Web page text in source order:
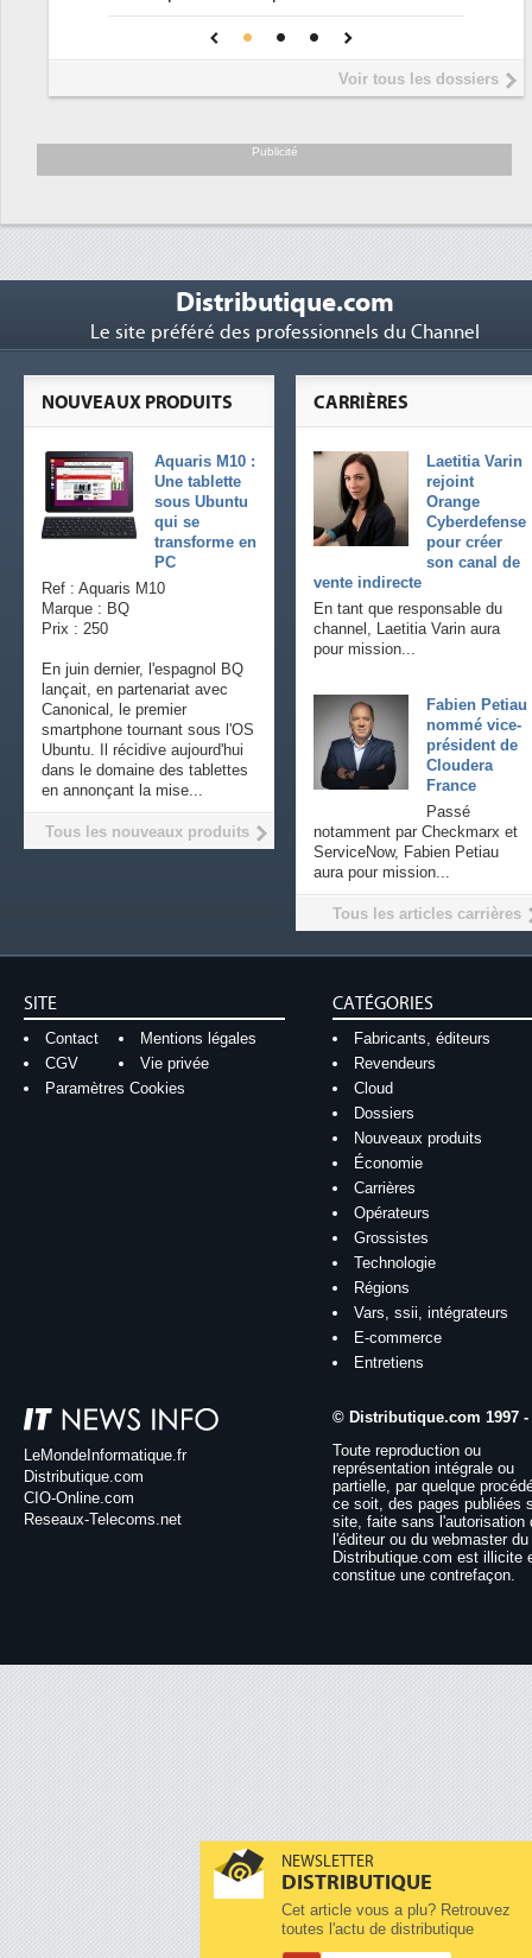
NEWSLETTER
DISTRIBUTIQUE
Cet article vous a plu? Retrouvez
toutes l'actu de distributique
IA de confiance pour une IA
Phocea DC dans les
DEE
Interview de Fabrice
président de Digital
soutient les...
Voir tous les dossiers
Publicité
Distributique.com
Le site préféré des professionnels du Channel
CARRIÈRES
Laetitia Varin
rejoint
Orange
Cyberdefense
pour créer
son canal de
vente indirecte
En tant que responsable du
channel, Laetitia Varin aura
pour mission...
Fabien Petiau
nommé vice-
président de
Cloudera
France
Passé
notamment par Checkmarx et
ServiceNow, Fabien Petiau
aura pour mission...
Tous les articles carrières
NOUVEAUX PRODUITS
Aquaris M10 :
Une tablette
sous Ubuntu
qui se
transforme en
PC
Ref : Aquaris M10
Marque : BQ
Prix : 250
En juin dernier, l'espagnol BQ
lançait, en partenariat avec
Canonical, le premier
smartphone tournant sous l'OS
Ubuntu. Il récidive aujourd'hui
dans le domaine des tablettes
en annonçant la mise...
Tous les nouveaux produits
SITE
Contact
Mentions légales
CGV
Vie privée
Paramètres Cookies
CATÉGORIES
Fabricants, éditeurs
Revendeurs
Cloud
Dossiers
Nouveaux produits
Économie
Carrières
Opérateurs
Grossistes
Technologie
Régions
Vars, ssii, intégrateurs
E-commerce
Entretiens
LeMondeInformatique.fr
Distributique.com
CIO-Online.com
Reseaux-Telecoms.net
© Distributique.com 1997 -
Toute reproduction ou
représentation intégrale ou
partielle, par quelque
ce soit, des pages publiées
site, faite sans l'autorisation
l'éditeur ou du webmaster
Distributique.com est illicite
constitue une contrefaçon.